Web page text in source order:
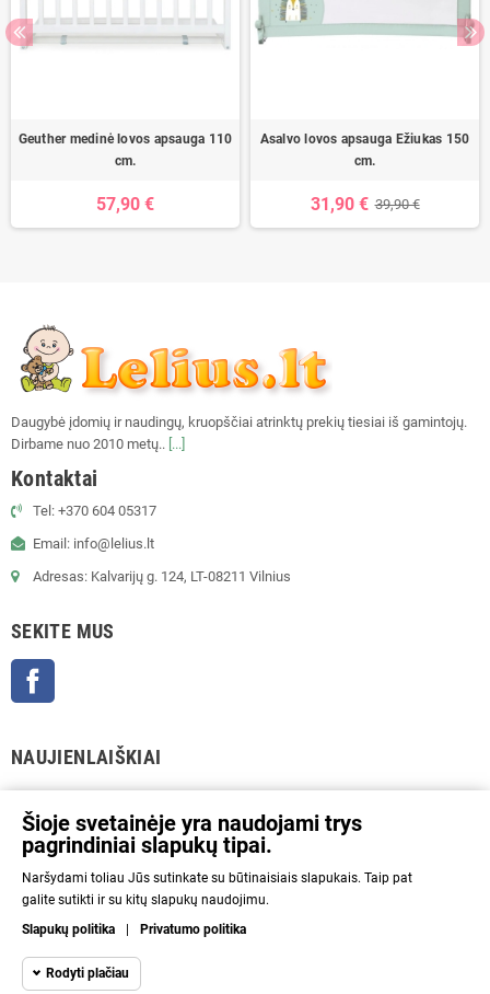
Geuther medinė lovos apsauga 110
cm.
57,90 €
Asalvo lovos apsauga Ežiukas 150
cm.
31,90 € 39,90 €
Daugybė įdomių ir naudingų, kruopščiai atrinktų prekių tiesiai iš gamintojų.
Dirbame nuo 2010 metų.. [...]
Kontaktai
Tel: +370 604 05317
Email: info@lelius.lt
Adresas: Kalvarijų g. 124, LT-08211 Vilnius
SEKITE MUS
NAUJIENLAIŠKIAI
informaciją rasite parduotuvės taisyklėse.
Aš sutinku su Privatumo politika ir asmens duomenų tvarkymu.
INFORMACIJA
Šioje svetainėje yra naudojami trys
pagrindiniai slapukų tipai.
Naršydami toliau Jūs sutinkate su būtinaisiais slapukais. Taip pat
galite sutikti ir su kitų slapukų naudojimu.
Slapukų politika
Privatumo politika
Rodyti plačiau